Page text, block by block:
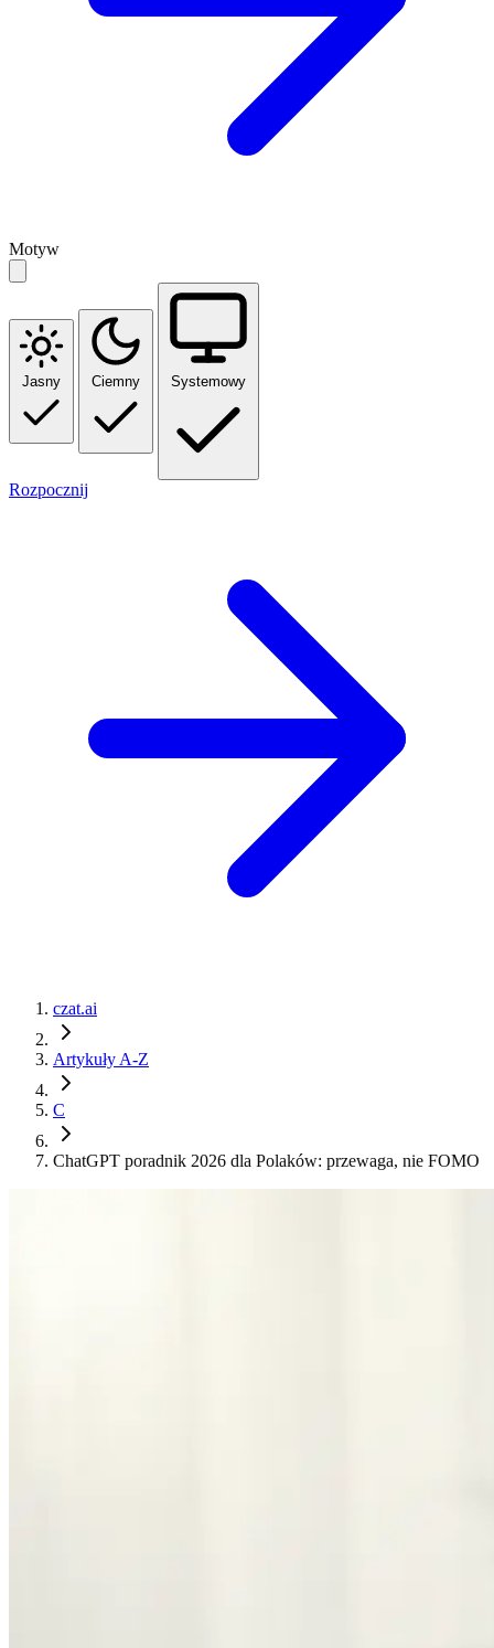
Motyw
Jasny Ciemny Systemowy
Rozpocznij
czat.ai
Artykuły A-Z
C
ChatGPT poradnik 2026 dla Polaków: przewaga, nie FOMO